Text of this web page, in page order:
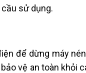
sử dụng.
để dừng máy
vệ an toàn khỏi